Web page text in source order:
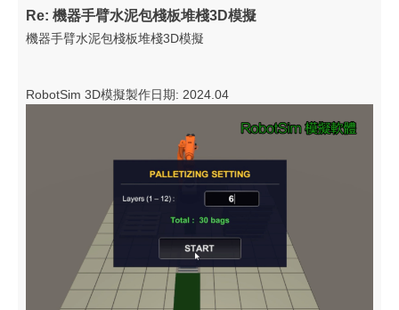
Re: 機器手臂水泥包棧板堆棧3D模擬
機器手臂水泥包棧板堆棧3D模擬
RobotSim 3D模擬製作日期: 2024.04